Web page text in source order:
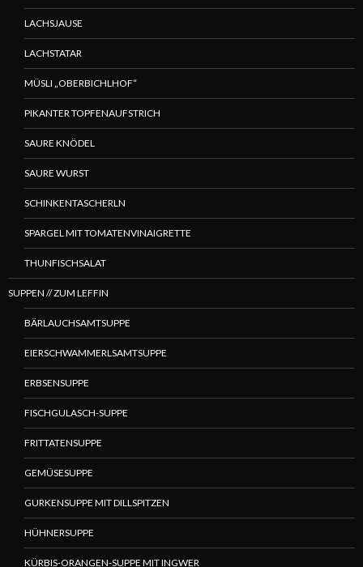
LACHSJAUSE
LACHSTATAR
MÜSLI „OBERBICHLHOF“
PIKANTER TOPFENAUFSTRICH
SAURE KNÖDEL
SAURE WURST
SCHINKENTASCHERLN
SPARGEL MIT TOMATENVINAIGRETTE
THUNFISCHSALAT
SUPPEN // ZUM LEFFIN
BÄRLAUCHSAMTSUPPE
EIERSCHWAMMERLSAMTSUPPE
ERBSENSUPPE
FISCHGULASCH-SUPPE
FRITTATENSUPPE
GEMÜSESUPPE
GURKENSUPPE MIT DILLSPITZEN
HÜHNERSUPPE
KÜRBIS-ORANGEN-SUPPE MIT INGWER